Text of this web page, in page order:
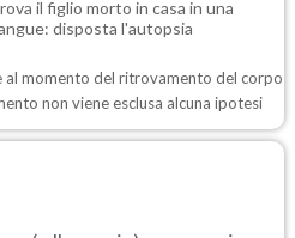
il figlio morto in casa in una
disposta l'autopsia
al momento del ritrovamento del corpo
non viene esclusa alcuna ipotesi